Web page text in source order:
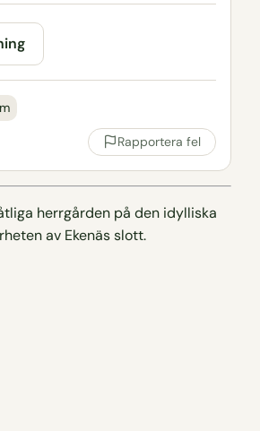
Rapportera fel
herrgården på den idylliska
av Ekenäs slott.